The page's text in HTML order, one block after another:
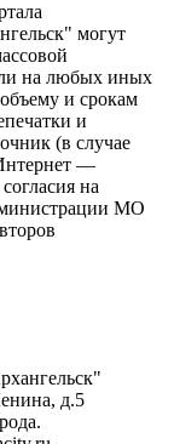
могут
на любых иных
и срокам
и
(в случае
—
на
МО
д.5